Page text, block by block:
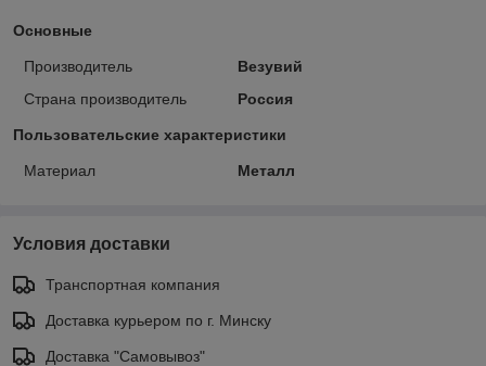
Основные
Производитель
Везувий
Страна производитель
Россия
Пользовательские характеристики
Материал Металл
Условия доставки
Транспортная компания
Доставка курьером по г. Минску
Доставка "Самовывоз"